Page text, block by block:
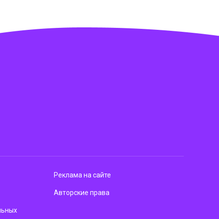
Реклама на сайте
Авторские права